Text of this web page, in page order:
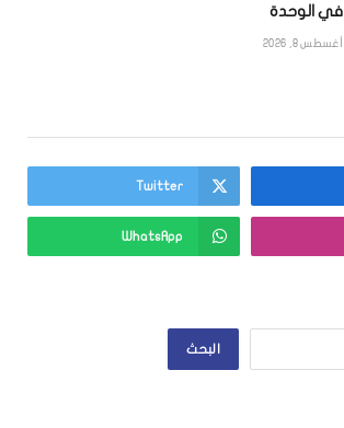
في الوحدة
أغسطس 8, 2026
Twitter
WhatsApp
البحث